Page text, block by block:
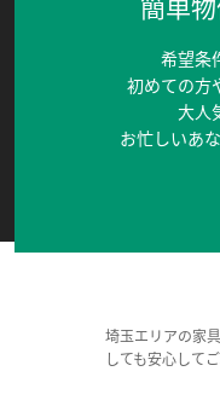
希望条
初めての方
大人
お忙しいあ
埼玉エリアの家
しても安心して